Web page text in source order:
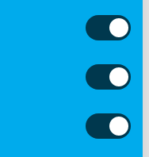
bērnus,
asociācijas